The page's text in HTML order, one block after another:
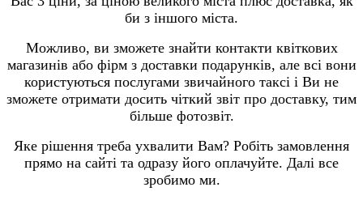
би з іншого міста.
Можливо, ви зможете знайти контакти квіткових
магазинів або фірм з доставки подарунків, але всі вони
користуються послугами звичайного таксі і Ви не
зможете отримати досить чіткий звіт про доставку, тим
більше фотозвіт.
Яке рішення треба ухвалити Вам? Робіть замовлення
прямо на сайті та одразу його оплачуйте. Далі все
зробимо ми.